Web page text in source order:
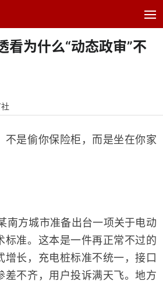
看为什么“动态政审”不
是偷你保险柜，而是坐在你家
方城市准备出台一项关于电动
标准。这本是一件再正常不过的
增长，充电桩标准不统一，接口
差不齐，用户投诉满天飞。地方